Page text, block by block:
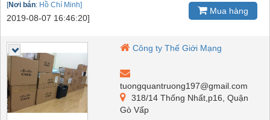
[Nơi bán: Hồ Chí Minh]
2019-08-07 16:46:20]
Mua hàng
Công ty Thế Giới Mạng
tuongquantruong197@gmail.com
318/14 Thống Nhất,p16, Quận
Gò Vấp